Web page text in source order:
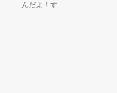
んだよ！す...